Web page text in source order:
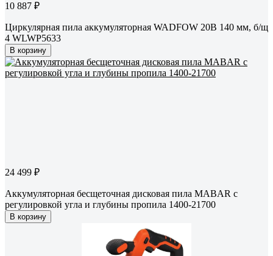
10 887 ₽
Циркулярная пила аккумуляторная WADFOW 20В 140 мм, б/щ
4 WLWP5633
В корзину
24 499 ₽
Аккумуляторная бесщеточная дисковая пила MABAR с
регулировкой угла и глубины пропила 1400-21700
В корзину